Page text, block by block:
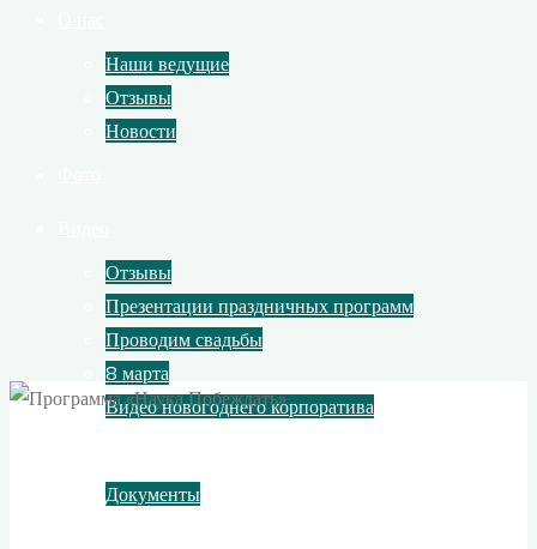
Наши ведущие
Отзывы
Новости
Отзывы
Презентации праздничных программ
Проводим свадьбы
8 марта
Видео новогоднего корпоратива
Документы